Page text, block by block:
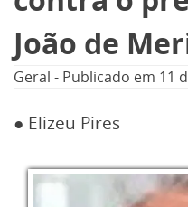
Opinião
Informe especial
João de
Geral - Publicado em 11
● Elizeu Pires